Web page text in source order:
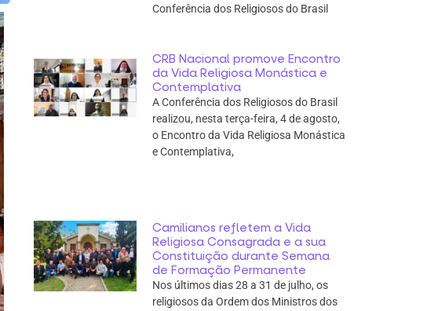
Conferência dos Religiosos do Brasil
CRB Nacional promove Encontro
da Vida Religiosa Monástica e
Contemplativa
A Conferência dos Religiosos do Brasil
realizou, nesta terça-feira, 4 de agosto,
o Encontro da Vida Religiosa Monástica
e Contemplativa,
Camilianos refletem a Vida
Religiosa Consagrada e a sua
Constituição durante Semana
de Formação Permanente
Nos últimos dias 28 a 31 de julho, os
religiosos da Ordem dos Ministros dos